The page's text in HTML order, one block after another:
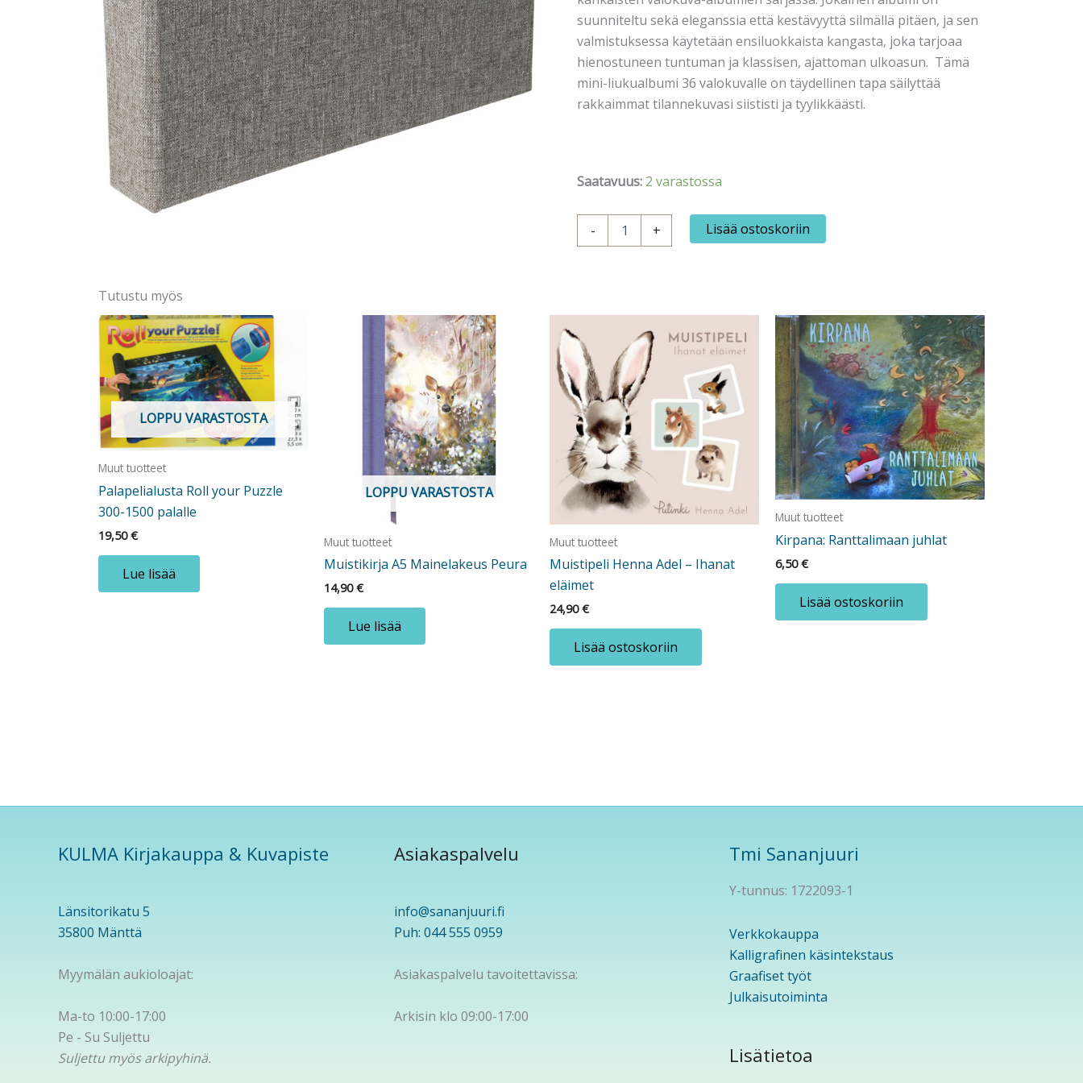
suunniteltu sekä eleganssia että kestävyyttä silmällä pitäen, ja sen
valmistuksessa käytetään ensiluokkaista kangasta, joka tarjoaa
hienostuneen tuntuman ja klassisen, ajattoman ulkoasun. Tämä
mini-liukualbumi 36 valokuvalle on täydellinen tapa säilyttää
rakkaimmat tilannekuvasi siististi ja tyylikkäästi.
Saatavuus: 2 varastossa
-
Essence
+ Lisää ostoskoriin
Tutustu myös
LOPPU VARASTOSTA
Muut tuotteet
Palapelialusta Roll your Puzzle
300-1500 palalle
19,50€
Lue lisää
LOPPU VARASTOSTA
Muut tuotteet
Muistikirja A5 Mainelakeus Peura
14,90€
Lue lisää
Muut tuotteet
Muistipeli Henna Adel – Ihanat
eläimet
24,90€
Lisää ostoskoriin
Muut tuotteet
Kirpana: Ranttalimaan juhlat
6,50€
Lisää ostoskoriin
KULMA Kirjakauppa & Kuvapiste
Länsitorikatu 5
35800 Mänttä
Myymälän aukioloajat:
Ma-to 10:00-17:00
Pe - Su Suljettu
Suljettu myös arkipyhinä.
Asiakaspalvelu
info@sananjuuri.fi
Puh: 044 555 0959
Asiakaspalvelu tavoitettavissa:
Arkisin klo 09:00-17:00
Tmi Sananjuuri
Y-tunnus: 1722093-1
Verkkokauppa
Kalligrafinen käsintekstaus
Graafiset työt
Julkaisutoiminta
Lisätietoa